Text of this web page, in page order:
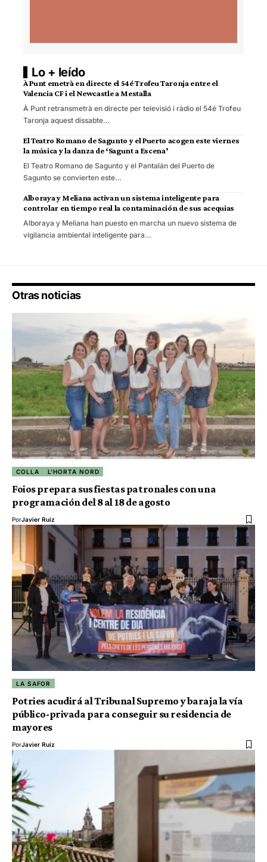
Lo + leído
À Punt emetrà en directe el 54é Trofeu Taronja entre el
Valencia CF i el Newcastle a Mestalla
À Punt retransmetrà en directe per televisió i ràdio el 54é Trofeu
Taronja aquest dissabte…
El Teatro Romano de Sagunto y el Puerto acogen este viernes
la música y la danza de ‘Sagunt a Escena’
El Teatro Romano de Sagunto y el Pantalán del Puerto de
Sagunto se convierten este…
Alboraya y Meliana activan un sistema inteligente para
controlar en tiempo real la contaminación de sus acequias
Alboraya y Meliana han puesto en marcha un nuevo sistema de
vigilancia ambiental inteligente para…
Otras noticias
COLLA L'HORTA NORD
Foios prepara sus fiestas patronales con una
programación del 8 al 18 de agosto
PorJavier Ruiz
LA SAFOR
Potries acudirá al Tribunal Supremo y baraja la vía
público-privada para conseguir su residencia de
mayores
PorJavier Ruiz